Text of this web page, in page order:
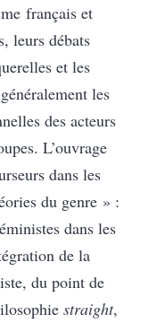
français et
leurs débats
et les
les
des acteurs
L’ouvrage
dans les
du genre » :
dans les
de la
du point de
straight,